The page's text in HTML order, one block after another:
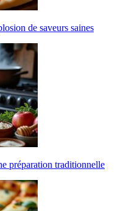
de saveurs saines
préparation traditionnelle